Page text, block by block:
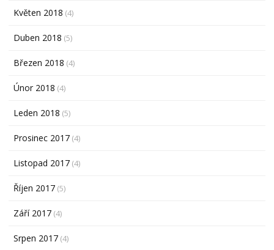
Květen 2018 (4)
Duben 2018 (5)
Březen 2018 (4)
Únor 2018 (4)
Leden 2018 (5)
Prosinec 2017 (4)
Listopad 2017 (4)
Říjen 2017 (5)
Září 2017 (4)
Srpen 2017 (4)